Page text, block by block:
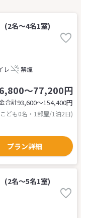
(2名～4名1室)
レ 禁煙
～77,200円
合計93,600〜154,400円
ども0名・1部屋/1泊2日)
プラン詳細
(2名～5名1室)